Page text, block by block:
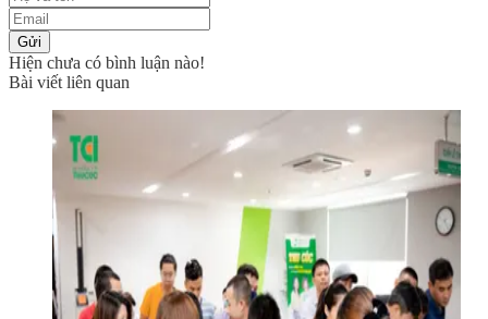
Gửi
Hiện chưa có bình luận nào!
Bài viết liên quan